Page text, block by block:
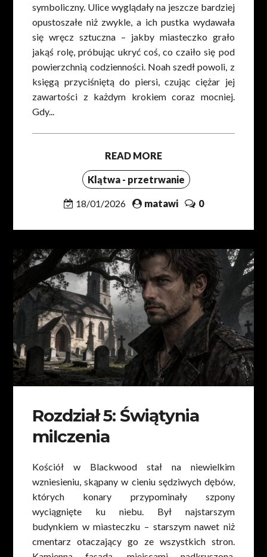
symboliczny. Ulice wyglądały na jeszcze bardziej
opustoszałe niż zwykle, a ich pustka wydawała
się wręcz sztuczna – jakby miasteczko grało
jakąś rolę, próbując ukryć coś, co czaiło się pod
powierzchnią codzienności. Noah szedł powoli, z
księgą przyciśniętą do piersi, czując ciężar jej
zawartości z każdym krokiem coraz mocniej.
Gdy...
READ MORE
Klątwa - przetrwanie
18/01/2026 matawi 0
Rozdział 5: Świątynia
milczenia
Kościół w Blackwood stał na niewielkim
wzniesieniu, skąpany w cieniu sędziwych dębów,
których konary przypominały szpony
wyciągnięte ku niebu. Był najstarszym
budynkiem w miasteczku – starszym nawet niż
cmentarz otaczający go ze wszystkich stron.